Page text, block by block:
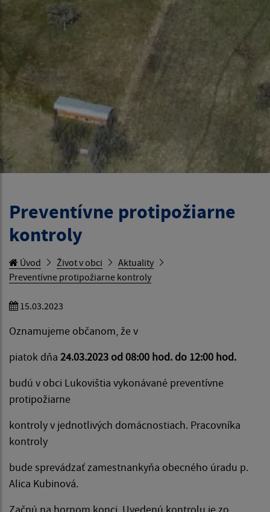
Preventívne protipožiarne
kontroly
Úvod Život v obci
Aktuality
Preventívne protipožiarne kontroly
15.03.2023
Oznamujeme občanom, že v
piatok dňa 24.03.2023 od 08:00 hod. do 12:00 hod.
budú v obci Lukovištia vykonávané preventívne
protipožiarne
kontroly v jednotlivých domácnostiach. Pracovníka
kontroly
bude sprevádzať zamestnankyňa obecného úradu p.
Alica Kubinová.